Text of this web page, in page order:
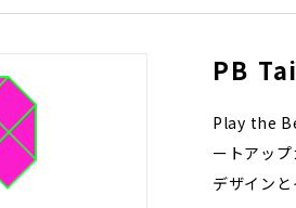
PB
Play the
ートアップ
デザイン